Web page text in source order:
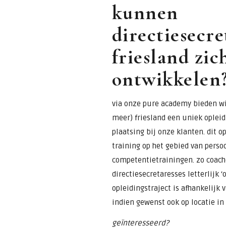
kunnen
friesland
via onze pure academy bieden
meer) friesland een uniek
plaatsing bij onze klanten. dit
training op het gebied van
competentietrainingen. zo
directiesecretaresses letterlijk
opleidingstraject is afhankelijk
indien gewenst ook op locatie
geïnteresseerd?